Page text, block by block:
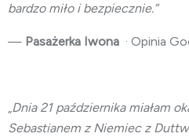
bardzo miło i bezpiecznie.”
— Pasażerka Iwona · Opinia
„Dnia 21 października miałam
Sebastianem z Niemiec z